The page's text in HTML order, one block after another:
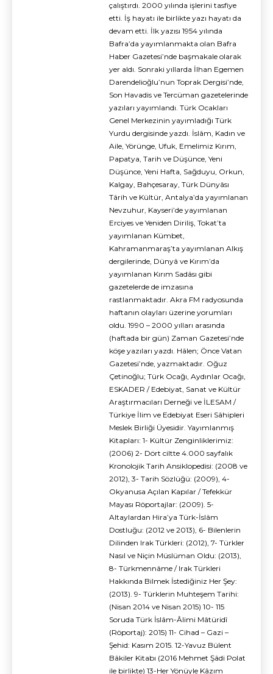
çalıştırdı. 2000 yılında işlerini tasfiye
etti. İş hayatı ile birlikte yazı hayatı da
devam etti. İlk yazısı 1954 yılında
Bafra’da yayımlanmakta olan Bafra
Haber Gazetesi’nde başmakale olarak
yer aldı. Sonraki yıllarda İlhan Egemen
Darendelioğlu’nun Toprak Dergisi’nde,
Son Havadis ve Tercüman gazetelerinde
yazıları yayımlandı. Türk Ocakları
Genel Merkezinin yayımladığı Türk
Yurdu dergisinde yazdı. İslâm, Kadın ve
Aile, Yörünge, Ufuk, Emelimiz Kırım,
Papatya, Tarih ve Düşünce, Yeni
Düşünce, Yeni Hafta, Sağduyu, Orkun,
Kalgay, Bahçesaray, Türk Dünyâsı
Târih ve Kültür, Antalya’da yayımlanan
Nevzuhur, Kayseri’de yayımlanan
Erciyes ve Yeniden Diriliş, Tokat’ta
yayımlanan Kümbet,
Kahramanmaraş’ta yayımlanan Alkış
dergilerinde, Dünyâ ve Kırım’da
yayımlanan Kırım Sadâsı gibi
gazetelerde de imzasına
rastlanmaktadır. Akra FM radyosunda
haftanın olayları üzerine yorumları
oldu. 1990 – 2000 yılları arasında
(haftada bir gün) Zaman Gazetesi’nde
köşe yazıları yazdı. Hâlen; Önce Vatan
Gazetesi’nde, yazmaktadır. Oğuz
Çetinoğlu; Türk Ocağı, Aydınlar Ocağı,
ESKADER / Edebiyat, Sanat ve Kültür
Araştırmacıları Derneği ve İLESAM /
Türkiye İlim ve Edebiyat Eseri Sâhipleri
Meslek Birliği Üyesidir. Yayımlanmış
Kitapları: 1- Kültür Zenginliklerimiz:
(2006) 2- Dört ciltte 4.000 sayfalık
Kronolojik Tarih Ansiklopedisi: (2008 ve
2012), 3- Tarih Sözlüğü: (2009), 4-
Okyanusa Açılan Kapılar / Tefekkür
Mayası Röportajlar: (2009). 5-
Altaylardan Hira’ya Türk-İslâm
Dostluğu: (2012 ve 2013), 6- Bilenlerin
Dilinden Irak Türkleri: (2012), 7- Türkler
Nasıl ve Niçin Müslüman Oldu: (2013),
8- Türkmennâme / Irak Türkleri
Hakkında Bilmek İstediğiniz Her Şey:
(2013). 9- Türklerin Muhteşem Tarihi:
(Nisan 2014 ve Nisan 2015) 10- 115
Soruda Türk İslâm-Âlimi Mâtüridî
(Röportaj): 2015) 11- Cihad – Gazi –
Şehid: Kasım 2015. 12-Yavuz Bülent
Bâkiler Kitabı (2016 Mehmet Şâdi Polat
ile birlikte) 13-Her Yönüyle Kâzım